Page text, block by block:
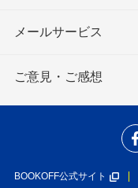
メールサービス
ご意見・ご感想
BOOKOFF公式サイト